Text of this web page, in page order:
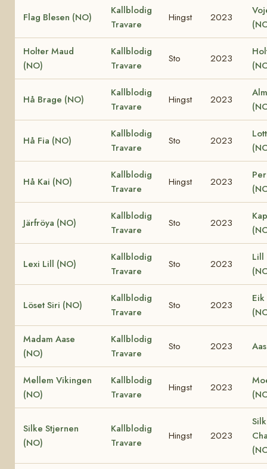
Flag Blesen (NO)
Kallblodig
Travare
Hingst 2023
Holter Maud
(NO)
Kallblodig
Travare
Sto 2023
Hå Brage (NO)
Kallblodig
Travare
Hingst 2023
Hå Fia (NO)
Kallblodig
Travare
Sto 2023
Hå Kai (NO)
Kallblodig
Travare
Hingst 2023
Järfröya (NO)
Kallblodig
Travare
Sto 2023
Lexi Lill (NO)
Kallblodig
Travare
Sto 2023
Lill
Löset Siri (NO)
Kallblodig
Travare
Sto 2023
Madam Aase
(NO)
Kallblodig
Travare
Sto 2023
Mellem Vikingen
(NO)
Kallblodig
Travare
Hingst 2023
Silke Stjernen
(NO)
Kallblodig
Travare
Hingst 2023